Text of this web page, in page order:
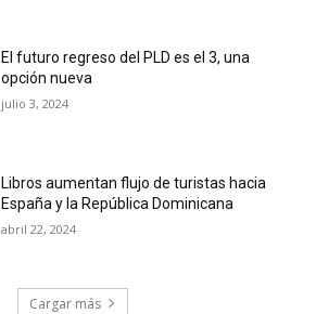
El futuro regreso del PLD es el 3, una
opción nueva
julio 3, 2024
Libros aumentan flujo de turistas hacia
España y la República Dominicana
abril 22, 2024
Cargar más